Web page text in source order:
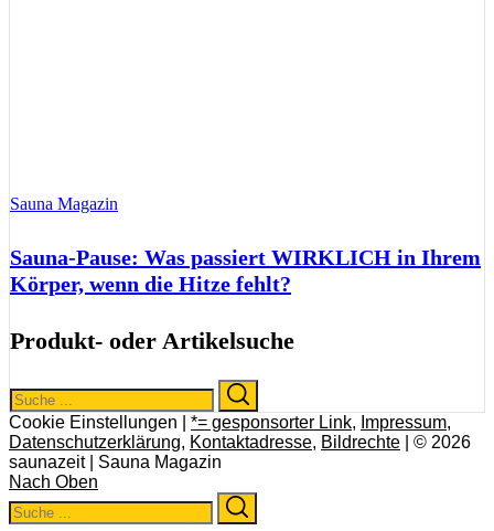
Sauna Magazin
Sauna-Pause: Was passiert WIRKLICH in Ihrem
Körper, wenn die Hitze fehlt?
Produkt- oder Artikelsuche
Search
for:
Cookie Einstellungen | *= gesponsorter Link, Impressum,
Datenschutzerklärung, Kontaktadresse, Bildrechte | © 2026
saunazeit | Sauna Magazin
Nach Oben
Search
for: